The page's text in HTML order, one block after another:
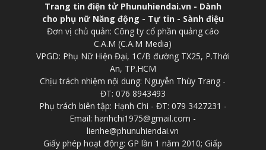
Trang tin điện tử Phunuhiendai.vn - Dành
cho phụ nữ Năng động - Tự tin - Sành điệu
Đơn vị chủ quản: Công ty cổ phần quảng cáo
C.A.M (C.A.M Media)
VPGD: Phụ Nữ Hiện Đại, 1C/B đường TX25, P.Thới
An, TP.HCM
Chịu trách nhiệm nội dung: Nguyễn Thùy Trang -
ĐT: 076 8943493
Phụ trách biên tập: Hạnh Chi - ĐT: 079 3427231 -
Email: hanhchi1975@gmail.com -
lienhe@phunuhiendai.vn
Giấy phép hoạt động: GP lần 1 năm 2010; Giấp